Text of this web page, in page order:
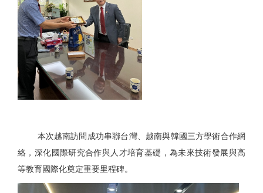
本次越南訪問成功串聯台灣、越南與韓國三方學術合作網
絡，深化國際研究合作與人才培育基礎，為未來技術發展與高
等教育國際化奠定重要里程碑。